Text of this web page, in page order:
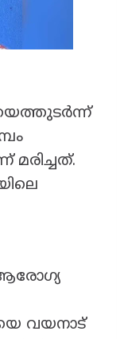
മരിച്ചത്.
വയനാട്